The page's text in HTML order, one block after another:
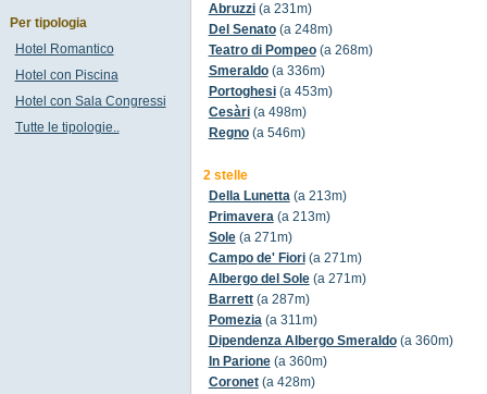
Abruzzi(a 231m)
Del Senato(a 248m)
Teatro di Pompeo(a 268m)
Smeraldo(a 336m)
Portoghesi(a 453m)
Cesàri(a 498m)
Regno(a 546m)
2 stelle
Della Lunetta(a 213m)
Primavera(a 213m)
Sole(a 271m)
Campo de' Fiori(a 271m)
Albergo del Sole(a 271m)
Barrett(a 287m)
Pomezia(a 311m)
Dipendenza Albergo Smeraldo(a 360m)
In Parione(a 360m)
Coronet(a 428m)
Per tipologia
Hotel Romantico
Hotel con Piscina
Hotel con Sala Congressi
Tutte le tipologie..